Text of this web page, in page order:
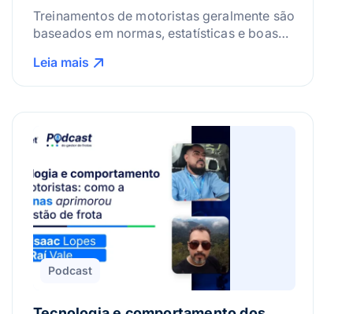
Treinamentos de motoristas geralmente são
baseados em normas, estatísticas e boas
construídos a partir da realidade da sua
frota? Hoje, vamos conversar com um
está o erro e como evitá-lo. Nosso
convidado é perito em acidentes […]
Leia mais
Podcast